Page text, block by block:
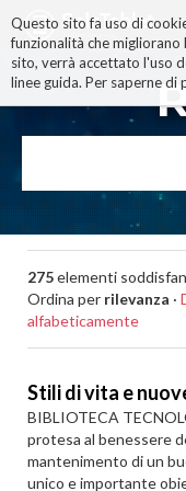
Questo sito fa uso di
funzionalità che
sito, verrà accettato l'uso
linee guida. Per saperne di
275elementi
Ordina per rilevanza ·
alfabeticamente
Stili di vita e
BIBLIOTECA
protesa al benessere
mantenimento di un
unico e importante